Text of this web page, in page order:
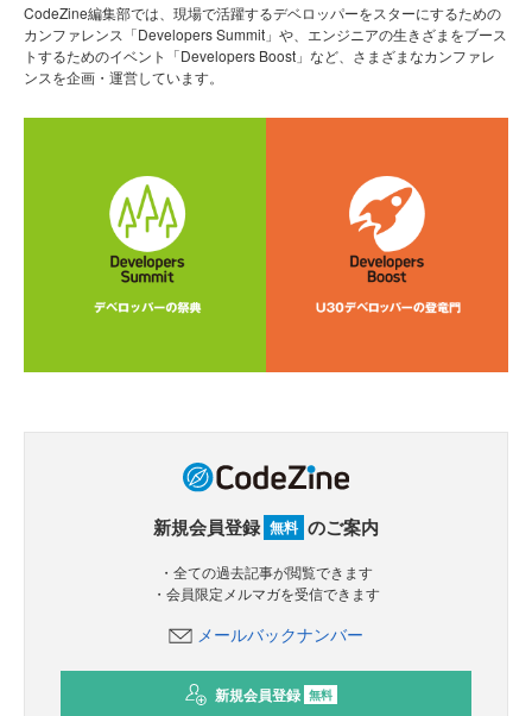
CodeZine編集部では、現場で活躍するデベロッパーをスターにするための
カンファレンス「Developers Summit」や、エンジニアの生きざまをブース
トするためのイベント「Developers Boost」など、さまざまなカンファレ
ンスを企画・運営しています。
新規会員登録 無料 のご案内
・全ての過去記事が閲覧できます
・会員限定メルマガを受信できます
メールバックナンバー
新規会員登録 無料